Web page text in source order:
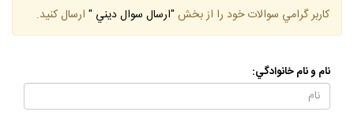
كاربر گرامي سوالات خود را از بخش "ارسال سوال ديني " ارسال كنيد.
نام و نام خانوادگي: